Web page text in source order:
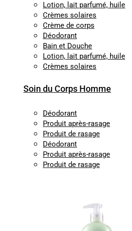
Lotion, lait parfumé, huile
Crèmes solaires
Crème de corps
Déodorant
Bain et Douche
Lotion, lait parfumé, huile
Crèmes solaires
Soin du Corps Homme
Déodorant
Produit après-rasage
Produit de rasage
Déodorant
Produit après-rasage
Produit de rasage